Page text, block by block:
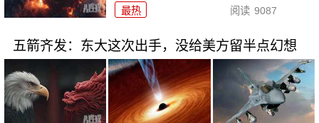
最热 阅读 9087
五箭齐发：东大这次出手，没给美方留半点幻想